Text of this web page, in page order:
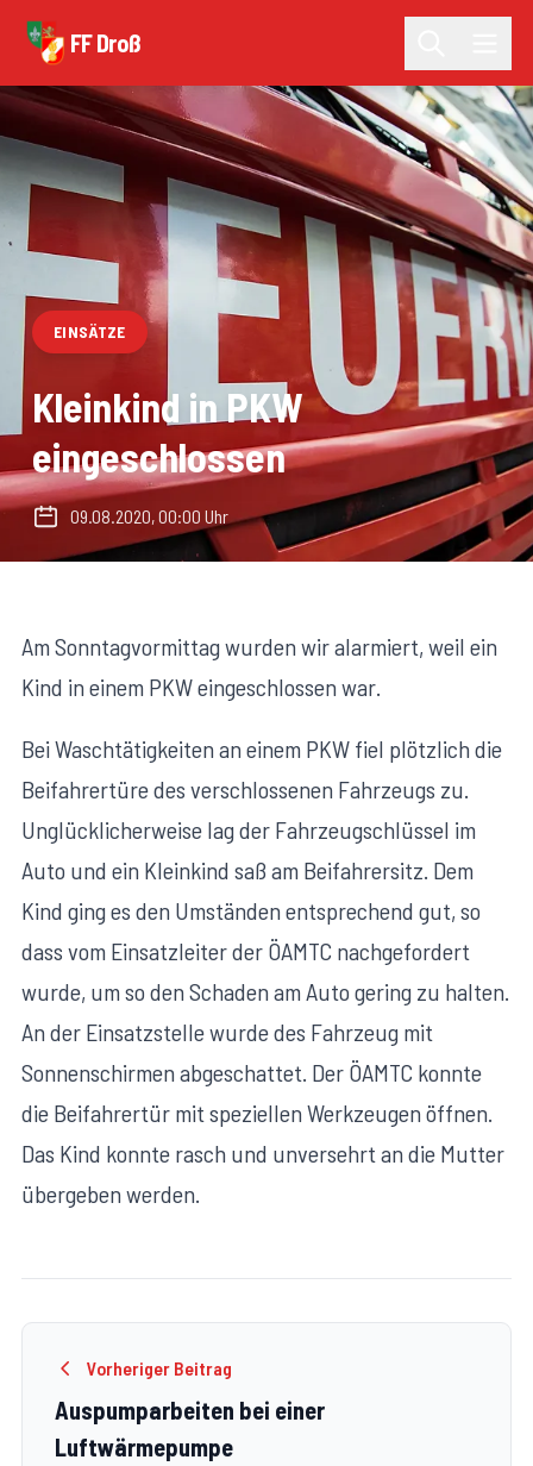
FF Droß
EINSÄTZE
Kleinkind in PKW
eingeschlossen
09.08.2020, 00:00 Uhr
Am Sonntagvormittag wurden wir alarmiert, weil ein
Kind in einem PKW eingeschlossen war.
Bei Waschtätigkeiten an einem PKW fiel plötzlich die
Beifahrertüre des verschlossenen Fahrzeugs zu.
Unglücklicherweise lag der Fahrzeugschlüssel im
Auto und ein Kleinkind saß am Beifahrersitz. Dem
Kind ging es den Umständen entsprechend gut, so
dass vom Einsatzleiter der ÖAMTC nachgefordert
wurde, um so den Schaden am Auto gering zu halten.
An der Einsatzstelle wurde des Fahrzeug mit
Sonnenschirmen abgeschattet. Der ÖAMTC konnte
die Beifahrertür mit speziellen Werkzeugen öffnen.
Das Kind konnte rasch und unversehrt an die Mutter
übergeben werden.
Vorheriger Beitrag
Auspumparbeiten bei einer
Luftwärmepumpe